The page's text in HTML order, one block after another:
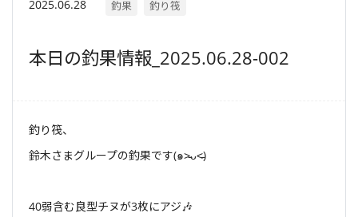
2025.06.28 釣果 釣り筏
本日の釣果情報_2025.06.28-002
釣り筏、
鈴木さまグループの釣果です(๑˃̵ᴗ˂̵)
40弱含む良型チヌが3枚にアジ🎶